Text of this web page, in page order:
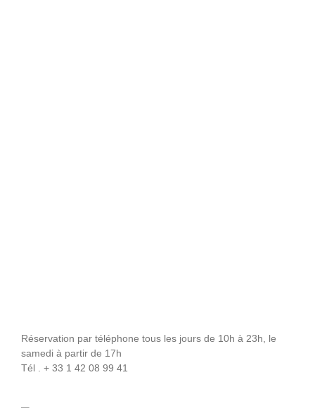
Réservation par téléphone tous les jours de 10h à 23h, le
samedi à partir de 17h
Tél . + 33 1 42 08 99 41